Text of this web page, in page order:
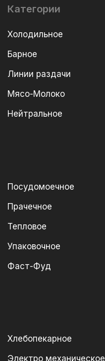
Категории
Холодильное
Барное
Линии раздачи
Мясо-Молоко
Нейтральное
Посудомоечное
Прачечное
Тепловое
Упаковочное
Фаст-Фуд
Хлебопекарное
Электро механическое